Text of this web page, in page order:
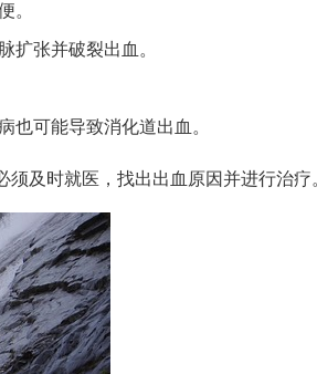
。
扩张并破裂出血。
也可能导致消化道出血。
及时就医，找出出血原因并进行治疗